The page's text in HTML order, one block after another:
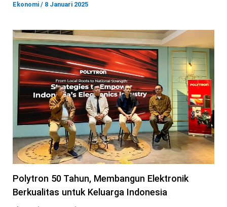
Ekonomi / 8 Januari 2025
Polytron 50 Tahun, Membangun Elektronik
Berkualitas untuk Keluarga Indonesia